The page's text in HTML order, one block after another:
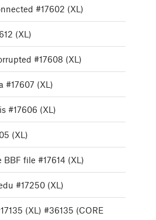
#17602 (XL)
(XL)
#17608 (XL)
#17607 (XL)
#17606 (XL)
(XL)
file #17614 (XL)
#17250 (XL)
(XL) #36135 (CORE